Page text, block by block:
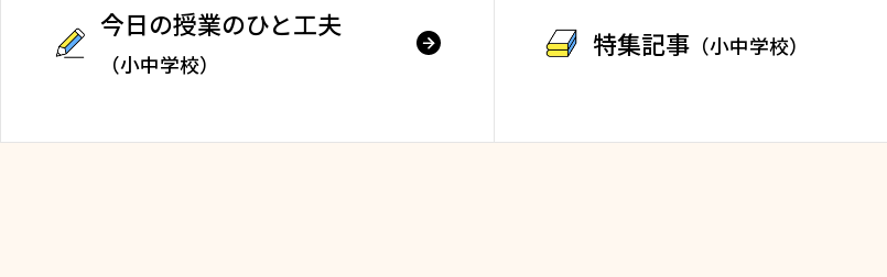
今日の授業のひと工夫
（小中学校）
特集記事 （小中学校）